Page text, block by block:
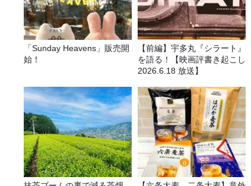
「Sunday Heavens」販売開
始！
【前編】宇多丸『シラート』
を語る！【映画評書き起こし
2026.6.18 放送】